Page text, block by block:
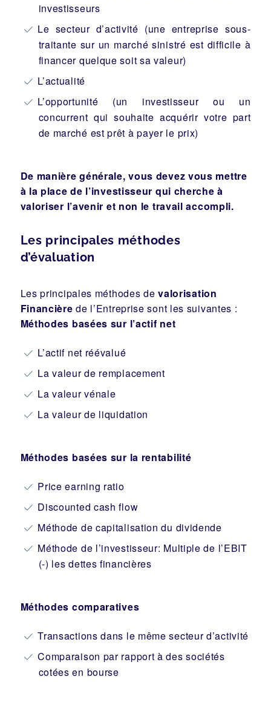
investisseurs
Le secteur d’activité (une entreprise sous-
traitante sur un marché sinistré est difficile à
financer quelque soit sa valeur)
L’actualité
L’opportunité (un investisseur ou un
concurrent qui souhaite acquérir votre part
de marché est prêt à payer le prix)
De manière générale, vous devez vous mettre
à la place de l’investisseur qui cherche à
valoriser l’avenir et non le travail accompli.
Les principales méthodes
d’évaluation
Les principales méthodes devalorisation
Financièrede l’Entreprise sont les suivantes :
Méthodes basées sur l’actif net
L’actif net réévalué
La valeur de remplacement
La valeur vénale
La valeur de liquidation
Méthodes basées sur la rentabilité
Price earning ratio
Discounted cash flow
Méthode de capitalisation du dividende
Méthode de l’investisseur: Multiple de l’EBIT
(-) les dettes financières
Méthodes comparatives
Transactions dans le même secteur d’activité
Comparaison par rapport à des sociétés
cotées en bourse